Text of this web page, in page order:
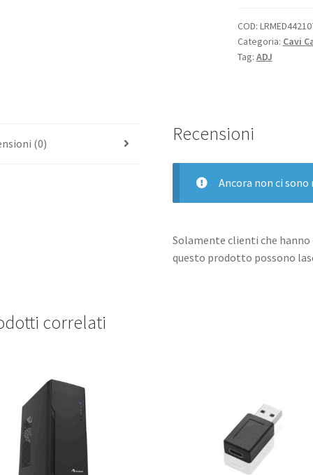
CAT.5E
NON
SCHERMATO
quantità
COD:
Categoria: Cavi
Tag: ADJ
(0) Recensioni
Ancora non ci sono
Solamente clienti che
questo prodotto possono
correlati